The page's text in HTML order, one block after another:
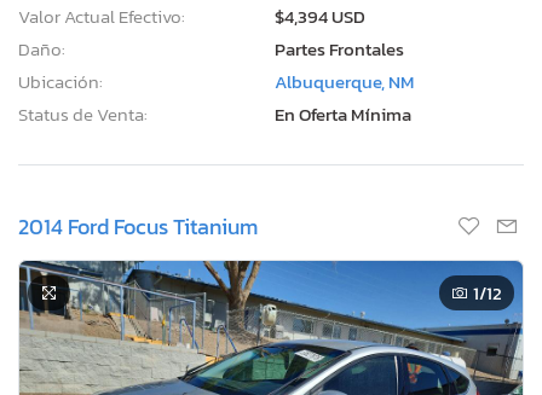
Valor Actual Efectivo:
$4,394 USD
Daño:
Partes Frontales
Ubicación:
Albuquerque, NM
Status de Venta:
En Oferta Mínima
2014 Ford Focus Titanium
1/12